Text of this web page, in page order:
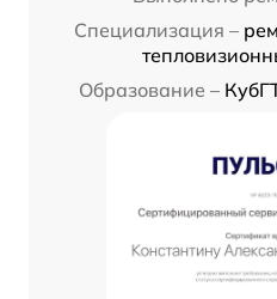
Специализация –
Образование –